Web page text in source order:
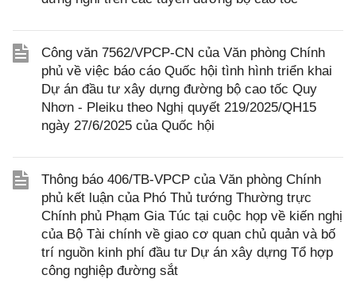
Công văn 7562/VPCP-CN của Văn phòng Chính
phủ về việc báo cáo Quốc hội tình hình triển khai
Dự án đầu tư xây dựng đường bộ cao tốc Quy
Nhơn - Pleiku theo Nghị quyết 219/2025/QH15
ngày 27/6/2025 của Quốc hội
Thông báo 406/TB-VPCP của Văn phòng Chính
phủ kết luận của Phó Thủ tướng Thường trực
Chính phủ Phạm Gia Túc tại cuộc họp về kiến nghị
của Bộ Tài chính về giao cơ quan chủ quản và bố
trí nguồn kinh phí đầu tư Dự án xây dựng Tổ hợp
công nghiệp đường sắt